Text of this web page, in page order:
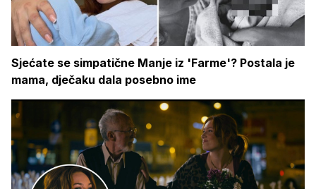
Sjećate se simpatične Manje iz 'Farme'? Postala je
mama, dječaku dala posebno ime